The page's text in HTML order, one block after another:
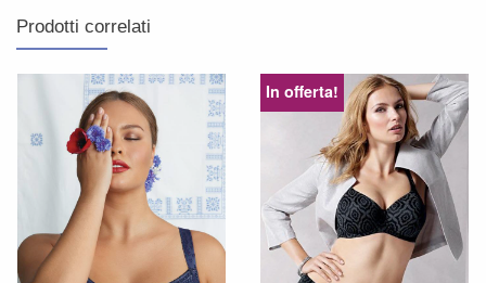
Prodotti correlati
In offerta!